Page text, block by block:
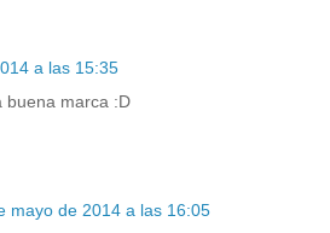
a las 15:35
buena marca :D
mayo de 2014 a las 16:05